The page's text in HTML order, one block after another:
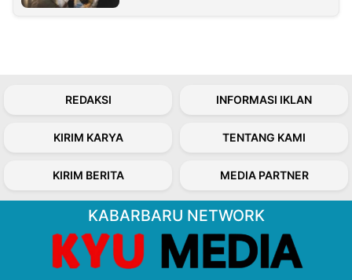
REDAKSI INFORMASI IKLAN
KIRIM KARYA TENTANG KAMI
KIRIM BERITA MEDIA PARTNER
KABARBARU NETWORK